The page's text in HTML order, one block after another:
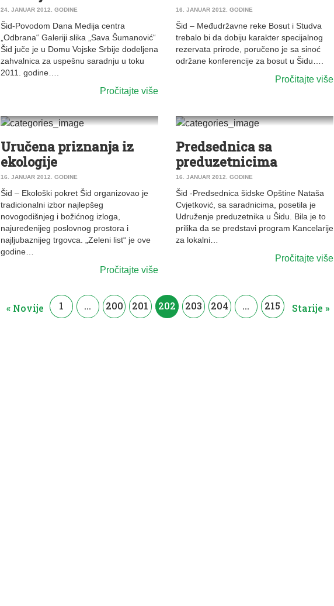
24. JANUAR 2012. GODINE
Šid-Povodom Dana Medija centra
„Odbrana“ Galeriji slika „Sava Šumanović“
Šid juče je u Domu Vojske Srbije dodeljena
zahvalnica za uspešnu saradnju u toku
2011. godine….
Pročitajte više
16. JANUAR 2012. GODINE
Šid – Međudržavne reke Bosut i Studva
trebalo bi da dobiju karakter specijalnog
rezervata prirode, poručeno je sa sinoć
održane konferencije za bosut u Šidu….
Pročitajte više
VESTI|
Uručena priznanja iz
ekologije
16. JANUAR 2012. GODINE
Šid – Ekološki pokret Šid organizovao je
tradicionalni izbor najlepšeg
novogodišnjeg i božićnog izloga,
najuređenijeg poslovnog prostora i
najljubaznijeg trgovca. „Zeleni list“ je ove
godine…
Pročitajte više
VESTI|
Predsednica sa
preduzetnicima
16. JANUAR 2012. GODINE
Šid -Predsednica šidske Opštine Nataša
Cvjetković, sa saradnicima, posetila je
Udruženje preduzetnika u Šidu. Bila je to
prilika da se predstavi program Kancelarije
za lokalni…
Pročitajte više
« Novije 1 … 200 201 202 203 204 … 215 Starije »